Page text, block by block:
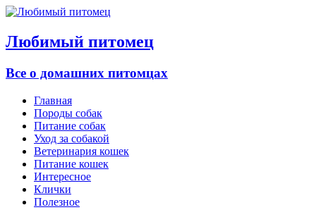
Любимый питомец
Все о домашних питомцах
Главная
Породы собак
Питание собак
Уход за собакой
Ветеринария кошек
Питание кошек
Интересное
Клички
Полезное